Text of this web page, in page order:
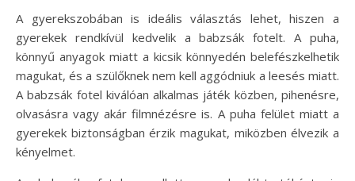
A gyerekszobában is ideális választás lehet, hiszen a
gyerekek rendkívül kedvelik a babzsák fotelt. A puha,
könnyű anyagok miatt a kicsik könnyedén belefészkelhetik
magukat, és a szülőknek nem kell aggódniuk a leesés miatt.
A babzsák fotel kiválóan alkalmas játék közben, pihenésre,
olvasásra vagy akár filmnézésre is. A puha felület miatt a
gyerekek biztonságban érzik magukat, miközben élvezik a
kényelmet.